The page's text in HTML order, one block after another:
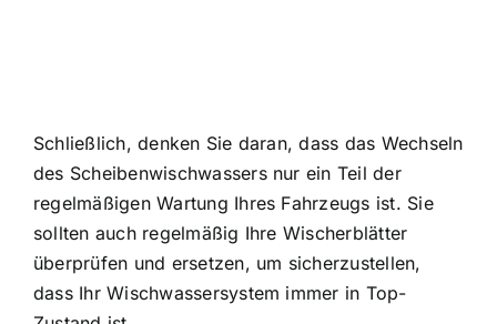
Schließlich, denken Sie daran, dass das Wechseln
des Scheibenwischwassers nur ein Teil der
regelmäßigen Wartung Ihres Fahrzeugs ist. Sie
sollten auch regelmäßig Ihre Wischerblätter
überprüfen und ersetzen, um sicherzustellen,
dass Ihr Wischwassersystem immer in Top-